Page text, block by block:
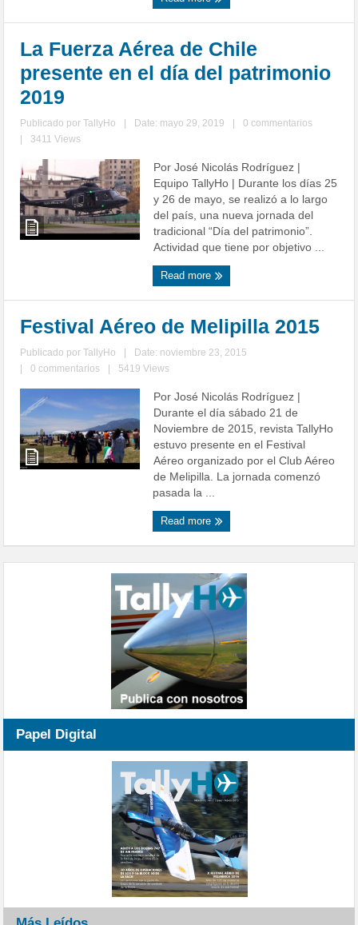
La Fuerza Aérea de Chile
presente en el día del patrimonio
2019
Publicado porTallyHo Date: mayo 29, 2019
0 commentarios
3411 Views
Por José Nicolás Rodríguez |
Equipo TallyHo | Durante los días 25
y 26 de mayo, se realizó a lo largo
del país, una nueva jornada del
tradicional “Día del patrimonio”.
Actividad que tiene por objetivo ...
Read more
Festival Aéreo de Melipilla 2015
Publicado porTallyHo
Date: noviembre 23, 2015
0 commentarios 5419 Views
Por José Nicolás Rodríguez |
Durante el día sábado 21 de
Noviembre de 2015, revista TallyHo
estuvo presente en el Festival
Aéreo organizado por el Club Aéreo
de Melipilla. La jornada comenzó
pasada la ...
Read more
Papel Digital